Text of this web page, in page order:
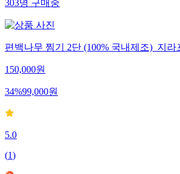
303명구매중
편백나무 찜기 2단 (100% 국내제조)_지
150,000원
34%99,000원
5.0
(1)